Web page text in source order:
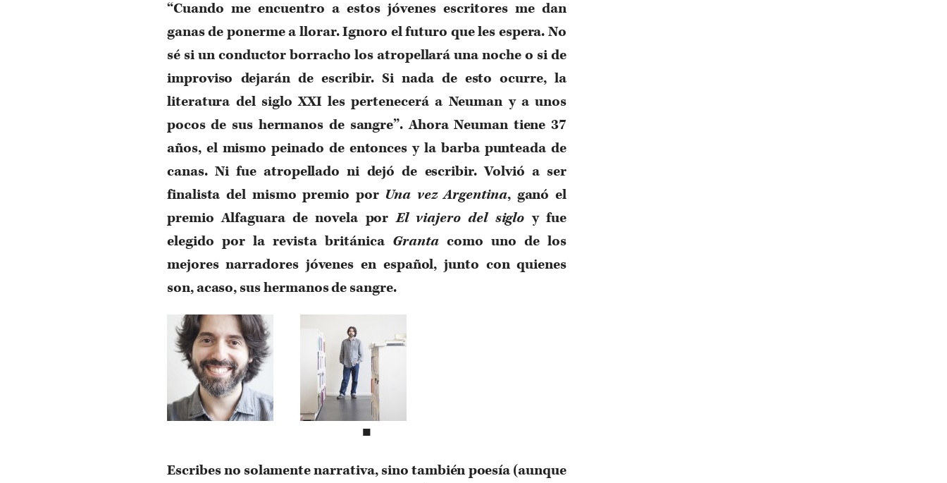
“Cuando me encuentro a estos jóvenes escritores me dan
ganas de ponerme a llorar. Ignoro el futuro que les espera. No
sé si un conductor borracho los atropellará una noche o si de
improviso dejarán de escribir. Si nada de esto ocurre, la
literatura del siglo XXI les pertenecerá a Neuman y a unos
pocos de sus hermanos de sangre”. Ahora Neuman tiene 37
años, el mismo peinado de entonces y la barba punteada de
canas. Ni fue atropellado ni dejó de escribir. Volvió a ser
finalista del mismo premio por Una vez Argentina, ganó el
premio Alfaguara de novela porEl viajero del siglo y fue
elegido por la revista británicaGrantacomo uno de los
mejores narradores jóvenes en español, junto con quienes
son, acaso, sus hermanos de sangre.
■
Escribes no solamente narrativa, sino también poesía (aunque